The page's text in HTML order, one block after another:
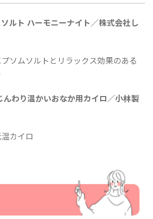
ルト ハーモニーナイト／株式会社し
ソムソルトとリラックス効果のある
んわり温かいおなか用カイロ／小林製
カイロ